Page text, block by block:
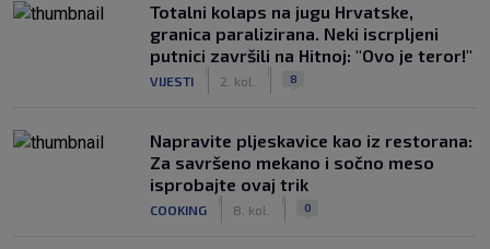
Totalni kolaps na jugu Hrvatske,
granica paralizirana. Neki iscrpljeni
putnici završili na Hitnoj: "Ovo je teror!"
VIJESTI 2. kol. 8
Napravite pljeskavice kao iz restorana:
Za savršeno mekano i sočno meso
isprobajte ovaj trik
COOKING 8. kol. 0